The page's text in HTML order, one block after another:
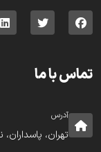
تماس با ما
آدرس
تهران،